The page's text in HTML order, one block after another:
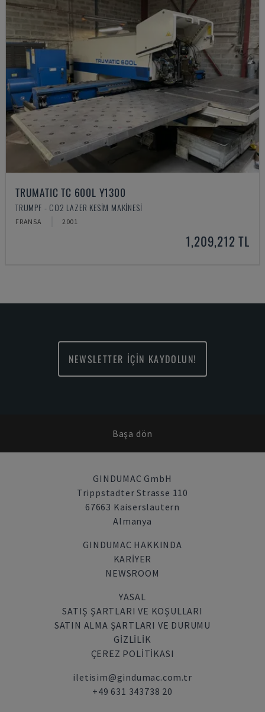
TRUMATIC TC 600L Y1300
TRUMPF - CO2 LAZER KESIM MAKINESI
FRANSA 2001
1,209,212 TL
NEWSLETTER İÇİN KAYDOLUN!
Başa dön
GINDUMAC GmbH
Trippstadter Strasse 110
67663 Kaiserslautern
Almanya
GINDUMAC HAKKINDA
KARIYER
NEWSROOM
YASAL
SATIŞ ŞARTLARI VE KOŞULLARI
SATIN ALMA ŞARTLARI VE DURUMU
GİZLİLİK
ÇEREZ POLITIKASI
iletisim@gindumac.com.tr
+49 631 343738 20